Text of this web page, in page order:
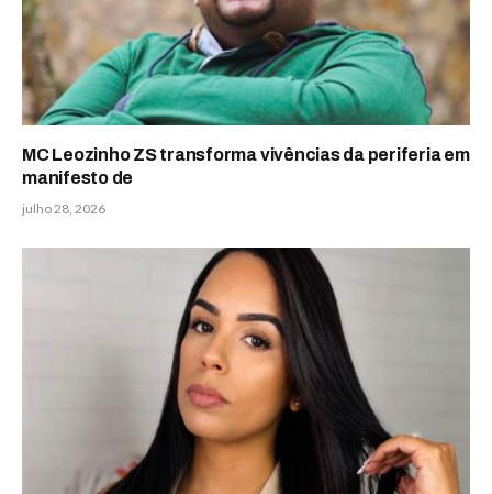
MC Leozinho ZS transforma vivências da periferia em
manifesto de
julho 28, 2026